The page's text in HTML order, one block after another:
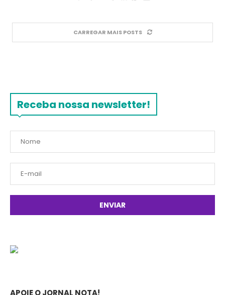
CARREGAR MAIS POSTS
Receba nossa newsletter!
APOIE O JORNAL NOTA!